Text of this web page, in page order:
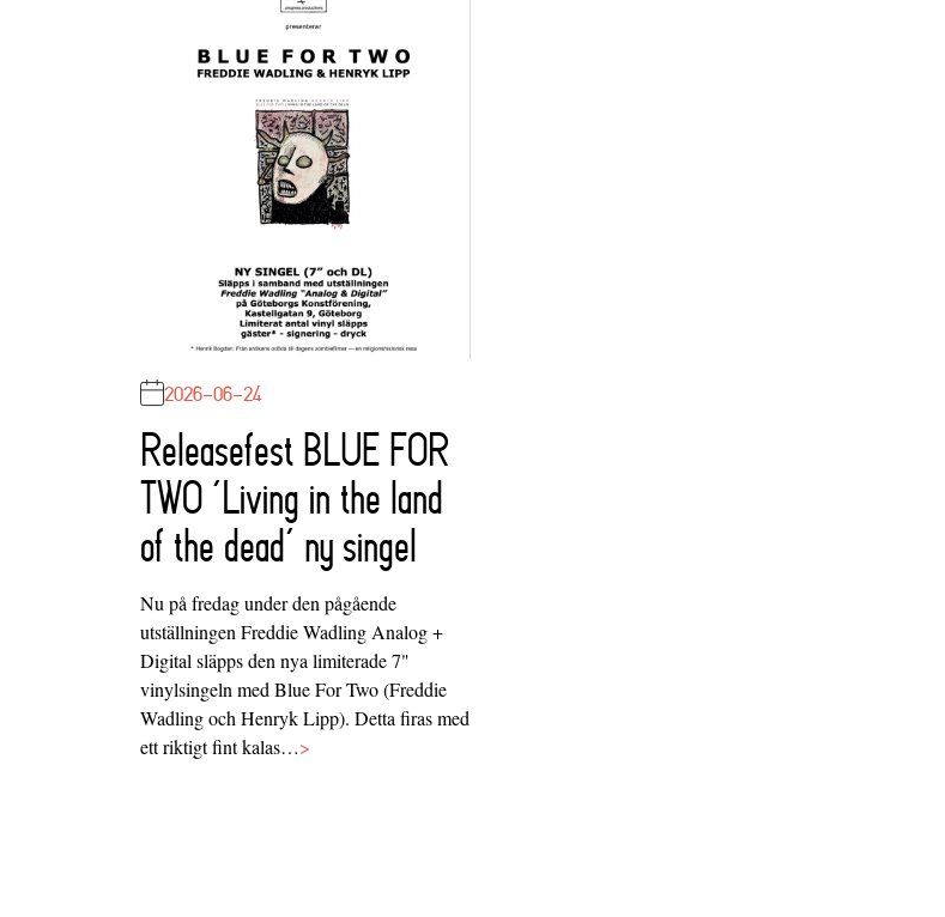
2026-06-24
Releasefest BLUE FOR
TWO ‘Living in the land
of the dead’ ny singel
Nu på fredag under den pågående
utställningen Freddie Wadling Analog +
Digital släpps den nya limiterade 7"
vinylsingeln med Blue For Two (Freddie
Wadling och Henryk Lipp). Detta firas med
ett riktigt fint kalas…>